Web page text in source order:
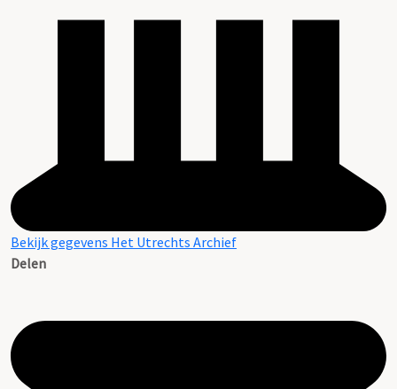
Bekijk gegevens Het Utrechts Archief
Delen